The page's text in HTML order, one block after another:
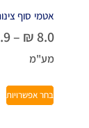
אטמי סוף
₪8.0
–
מע"מ
בחר אפשרויות